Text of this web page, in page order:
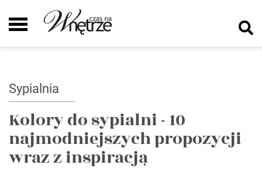
Sypialnia
Kolory do sypialni - 10
najmodniejszych propozycji
wraz z inspiracją